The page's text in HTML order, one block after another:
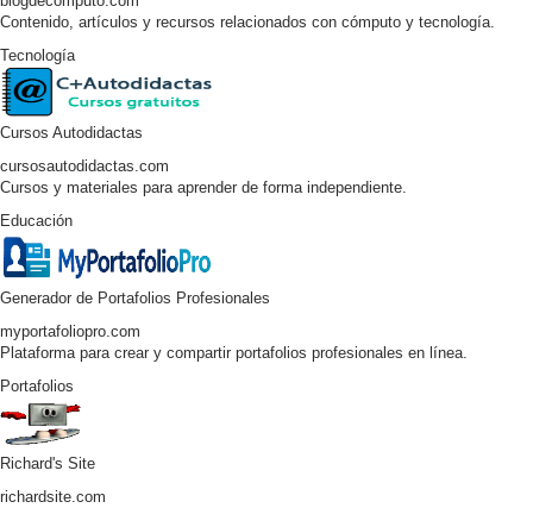
Contenido, artículos y recursos relacionados con cómputo y tecnología.
Tecnología
Cursos Autodidactas
cursosautodidactas.com
Cursos y materiales para aprender de forma independiente.
Educación
Generador de Portafolios Profesionales
myportafoliopro.com
Plataforma para crear y compartir portafolios profesionales en línea.
Portafolios
Richard's Site
richardsite.com